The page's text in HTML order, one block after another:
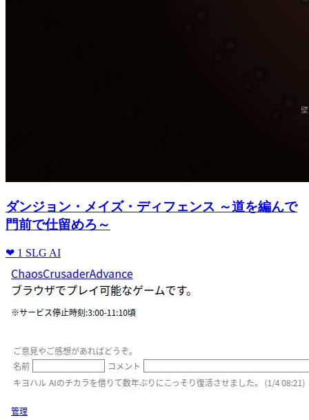
ダンジョン・メイズ・ディフェンス ～道を編んで
門前で仕留めろ～
❤ 1 SLG AI